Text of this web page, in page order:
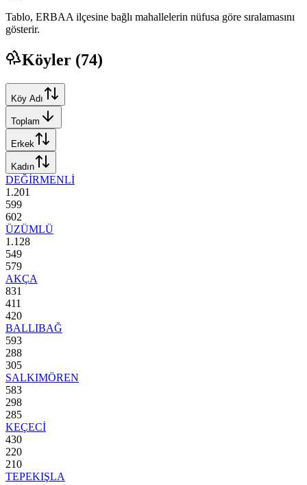
Tablo, ERBAA ilçesine bağlı mahallelerin nüfusa göre sıralamasını
gösterir.
Köyler (74)
Köy Adı
Toplam
Erkek
Kadın
DEĞİRMENLİ
1.201
599
602
ÜZÜMLÜ
1.128
549
579
AKÇA
831
411
420
BALLIBAĞ
593
288
305
SALKIMÖREN
583
298
285
KEÇECİ
430
220
210
TEPEKIŞLA